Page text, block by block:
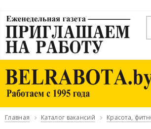
Главная Каталог вакансий Красота,